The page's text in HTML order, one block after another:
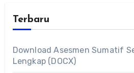
Terbaru
Download Asesmen Sumatif
Lengkap (DOCX)